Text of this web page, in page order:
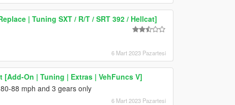
| Tuning SXT / R/T / SRT 392 / Hellcat]
6 Mart 2023 Pazartesi
[Add-On | Tuning | Extras | VehFuncs V]
88 mph and 3 gears only
6 Mart 2023 Pazartesi